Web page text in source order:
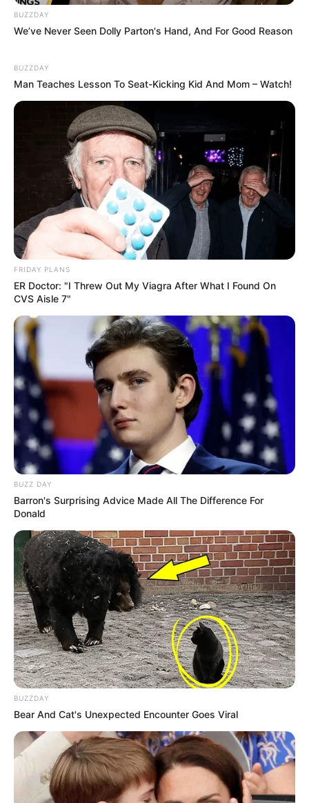
BUZZDAY
We’ve Never Seen Dolly Parton's Hand, And For Good Reason
BUZZDAY
Man Teaches Lesson To Seat-Kicking Kid And Mom – Watch!
FRIDAY PLANS
ER Doctor: "I Threw Out My Viagra After What I Found On
CVS Aisle 7"
BUZZ DAY
Barron's Surprising Advice Made All The Difference For
Donald
BUZZDAY
Bear And Cat's Unexpected Encounter Goes Viral